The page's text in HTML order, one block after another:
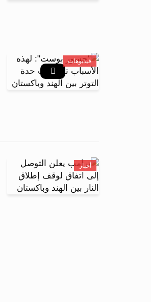
فيديوهات
أخبار